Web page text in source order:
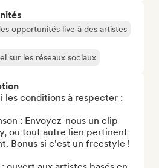
opportunités live à des artistes
sur les réseaux sociaux
les conditions à respecter :
: Envoyez-nous un clip
ou tout autre lien pertinent
Bonus si c'est un freestyle !